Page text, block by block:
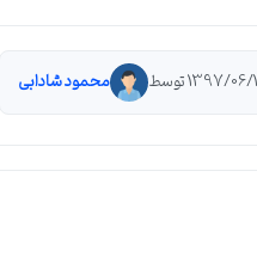
محمود شادابی